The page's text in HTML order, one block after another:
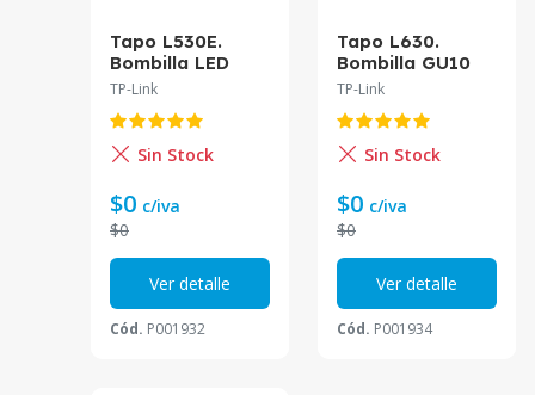
Tapo L530E.
Bombilla LED
Inteligente RGB
TP-Link
Sin Stock
$0 c/iva
$0
Ver detalle
Cód. P001932
Tapo L630.
Bombilla GU10
Multicolor Wi-Fi
TP-Link
Sin Stock
$0 c/iva
$0
Ver detalle
Cód. P001934